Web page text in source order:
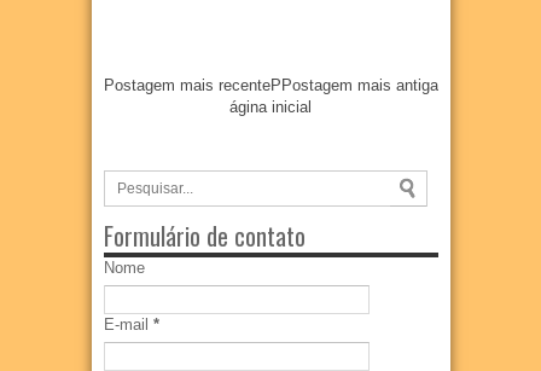
Postagem mais recente Postagem mais antiga
P
ágina inicial
Formulário de contato
Nome
E-mail *